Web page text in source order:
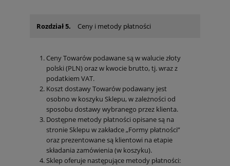
Rozdział 5. Ceny i metody płatności
Ceny Towarów podawane są w walucie złoty
polski (PLN) oraz w kwocie brutto, tj. wraz z
podatkiem VAT.
Koszt dostawy Towarów podawany jest
osobno w koszyku Sklepu, w zależności od
sposobu dostawy wybranego przez klienta.
Dostępne metody płatności opisane są na
stronie Sklepu w zakładce „Formy płatności”
oraz prezentowane są klientowi na etapie
składania zamówienia (w koszyku).
Sklep oferuje następujące metody płatności: